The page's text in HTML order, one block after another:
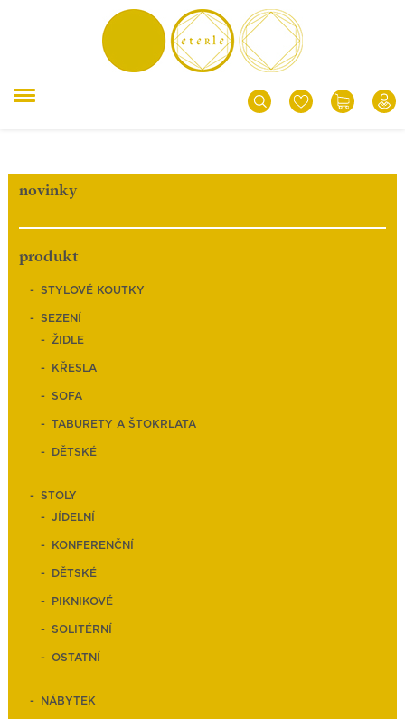
novinky
produkt
STYLOVÉ KOUTKY
SEZENÍ
ŽIDLE
KŘESLA
SOFA
TABURETY A ŠTOKRLATA
DĚTSKÉ
STOLY
JÍDELNÍ
KONFERENČNÍ
DĚTSKÉ
PIKNIKOVÉ
SOLITÉRNÍ
OSTATNÍ
NÁBYTEK